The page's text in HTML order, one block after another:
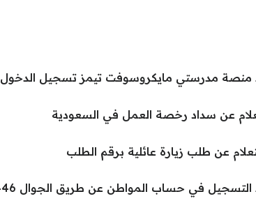
منصة مدرستي مايكروسوفت تيمز تسجيل الدخول
عن سداد رخصة العمل في السعودية
عن طلب زيارة عائلية برقم الطلب
التسجيل في حساب المواطن عن طريق الجوال 1446